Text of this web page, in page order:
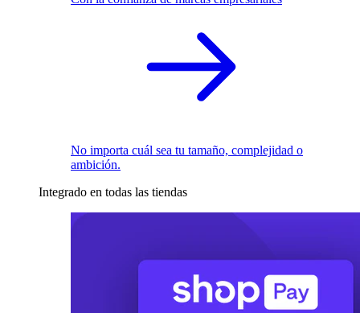
No importa cuál sea tu tamaño, complejidad o
ambición.
Integrado en todas las tiendas